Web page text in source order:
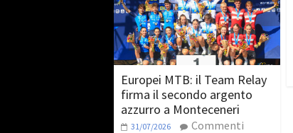
Europei MTB: il Team Relay
firma il secondo argento
azzurro a Monteceneri
31/07/2026
Commenti